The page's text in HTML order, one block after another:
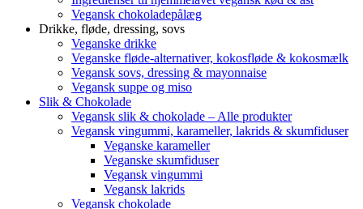
Vegansk chokoladepålæg
Drikke, fløde, dressing, sovs
Veganske drikke
Veganske fløde-alternativer, kokosfløde & kokosmælk
Vegansk sovs, dressing & mayonnaise
Vegansk suppe og miso
Slik & Chokolade
Vegansk slik & chokolade – Alle produkter
Vegansk vingummi, karameller, lakrids & skumfiduser
Veganske karameller
Veganske skumfiduser
Vegansk vingummi
Vegansk lakrids
Vegansk chokolade